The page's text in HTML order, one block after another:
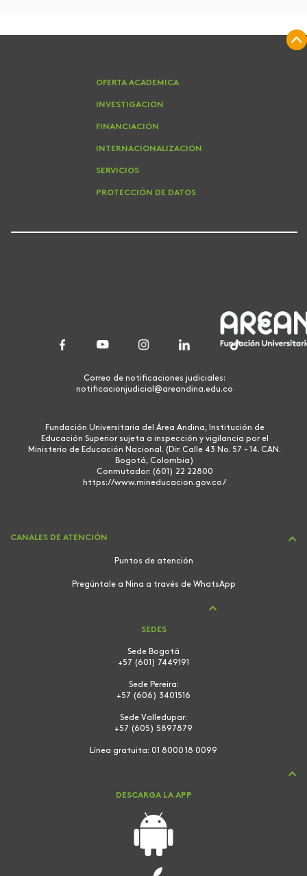
OFERTA ACADEMICA
INVESTIGACIÓN
FINANCIACIÓN
INTERNACIONALIZACIÓN
SERVICIOS
PROTECCIÓN DE DATOS
Correo de notificaciones judiciales:
notificacionjudicial@areandina.edu.co
Fundación Universitaria del Área Andina, Institución de
Educación Superior sujeta a inspección y vigilancia por el
Ministerio de Educación Nacional. (Dir: Calle 43 No. 57 - 14. CAN.
Bogotá, Colombia)
Conmutador: (601) 22 22800
https://www.mineducacion.gov.co/
CANALES DE ATENCIÓN
Puntos de atención
Pregúntale a Nina a través de WhatsApp
SEDES
Sede Bogotá
+57 (601) 7449191
Sede Pereira:
+57 (606) 3401516
Sede Valledupar:
+57 (605) 5897879
Línea gratuita: 01 8000 18 0099
DESCARGA LA APP